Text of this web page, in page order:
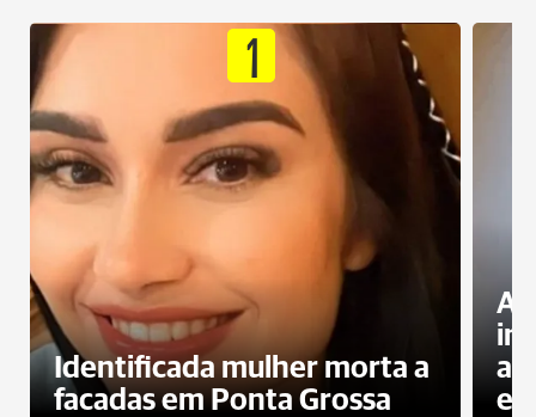
1
Identificada mulher morta a
facadas em Ponta Grossa